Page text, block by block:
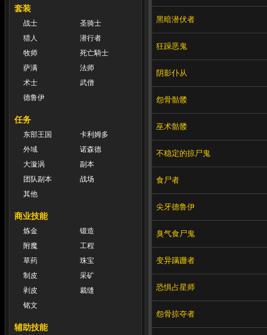
套装
战士
圣骑士
猎人
潜行者
牧师
死亡騎士
萨满
法师
术士
武僧
德鲁伊
任务
东部王国
卡利姆多
外域
诺森德
大漩涡
副本
团队副本
战场
其他
商业技能
炼金
锻造
附魔
工程
草药
珠宝
制皮
采矿
剥皮
裁缝
铭文
辅助技能
黑暗潜伏者
狂躁恶鬼
阴影仆从
怨骨骷髅
巫术骷髅
不稳定的掠尸鬼
食尸者
尖牙德鲁伊
臭气食尸鬼
变异蹒跚者
恐惧占星师
怨骨掠夺者